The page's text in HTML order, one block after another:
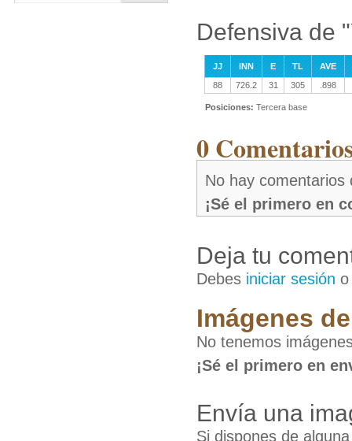
Defensiva de
JJ INN E TL
AVE
88
726.2 31 305 .898
Posiciones: Tercera base
0
No hay comentarios
¡Sé el primero en
Deja tu
Debes iniciar sesión
Imágenes
No tenemos
¡Sé el primero en
Envía una
Si dispones de